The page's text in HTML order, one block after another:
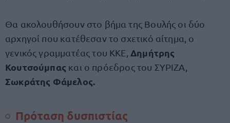
Θα ακολουθήσουν στο βήμα της Βουλής οι δύο
αρχηγοί που κατέθεσαν το σχετικό αίτημα, ο
γενικός γραμματέας του ΚΚΕ, Δημήτρης
Κουτσούμπας και ο πρόεδρος του ΣΥΡΙΖΑ,
Σωκράτης Φάμελος.
Πρόταση δυσπιστίας